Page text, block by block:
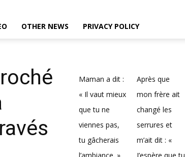
OTHER NEWS PRIVACY POLICY
Maman a dit :
« Il vaut mieux
que tu ne
viennes pas,
tu gâcherais
Après que
mon frère ait
changé les
serrures et
m’ait dit : «